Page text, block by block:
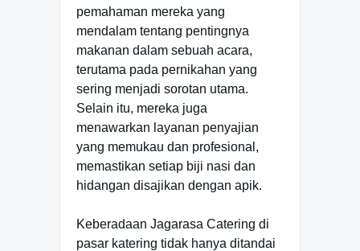
pemahaman mereka yang
mendalam tentang pentingnya
makanan dalam sebuah acara,
terutama pada pernikahan yang
sering menjadi sorotan utama.
Selain itu, mereka juga
menawarkan layanan penyajian
yang memukau dan profesional,
memastikan setiap biji nasi dan
hidangan disajikan dengan apik.
Keberadaan Jagarasa Catering di
pasar katering tidak hanya ditandai